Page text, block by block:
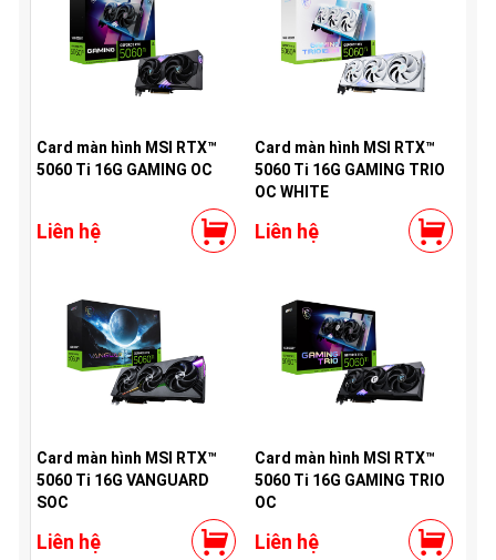
Card màn hình MSI RTX™
5060 Ti 16G GAMING OC
Liên hệ
Card màn hình MSI RTX™
5060 Ti 16G GAMING TRIO
OC WHITE
Liên hệ
Card màn hình MSI RTX™
5060 Ti 16G VANGUARD
SOC
Liên hệ
Card màn hình MSI RTX™
5060 Ti 16G GAMING TRIO
OC
Liên hệ